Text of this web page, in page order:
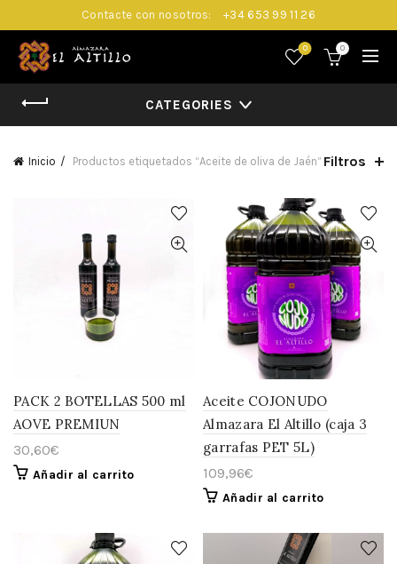
Contacte con nosotros: +34 653 99 11 26
0 0
CATEGORIES
Inicio Productos etiquetados “Aceite de oliva de Jaén” Filtros
PACK 2 BOTELLAS 500 ml
AOVE PREMIUN
30,60€
Añadir al carrito
Aceite COJONUDO
Almazara El Altillo (caja 3
garrafas PET 5L)
109,96€
Añadir al carrito